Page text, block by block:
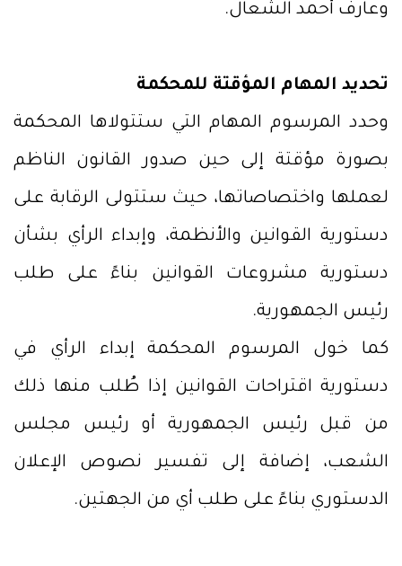
وعارف أحمد الشعال.
تحديد المهام المؤقتة للمحكمة
وحدد المرسوم المهام التي ستتولاها المحكمة
بصورة مؤقتة إلى حين صدور القانون الناظم
لعملها واختصاصاتها، حيث ستتولى الرقابة على
دستورية القوانين والأنظمة، وإبداء الرأي بشأن
دستورية مشروعات القوانين بناءً على طلب
رئيس الجمهورية.
كما خول المرسوم المحكمة إبداء الرأي في
دستورية اقتراحات القوانين إذا طُلب منها ذلك
من قبل رئيس الجمهورية أو رئيس مجلس
الشعب، إضافة إلى تفسير نصوص الإعلان
الدستوري بناءً على طلب أي من الجهتين.